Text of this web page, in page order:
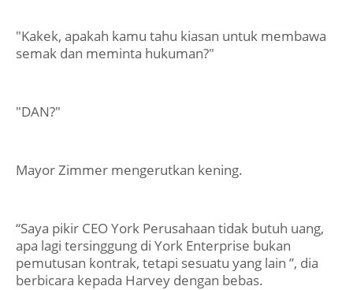
"Kakek, apakah kamu tahu kiasan untuk membawa
semak dan meminta hukuman?"
"DAN?"
Mayor Zimmer mengerutkan kening.
“Saya pikir CEO York Perusahaan tidak butuh uang,
apa lagi tersinggung di York Enterprise bukan
pemutusan kontrak, tetapi sesuatu yang lain ”, dia
berbicara kepada Harvey dengan bebas.